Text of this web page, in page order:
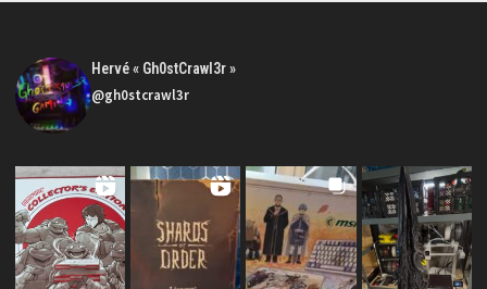
Hervé « Gh0stCrawl3r »
@gh0stcrawl3r